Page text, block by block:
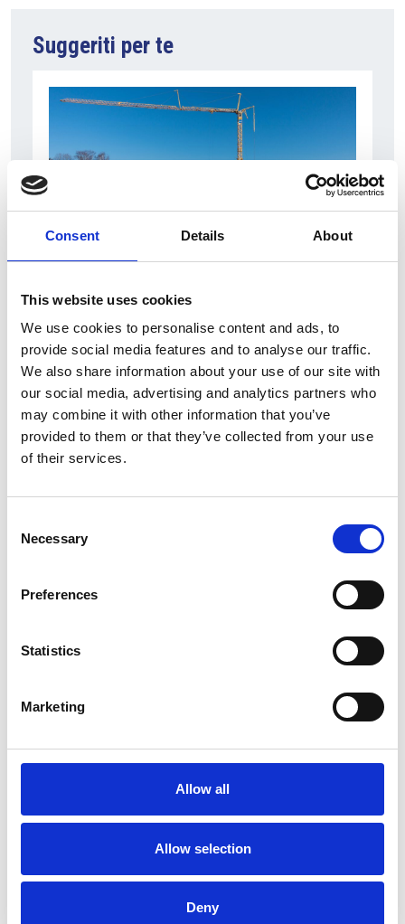
Consent Details About
This website uses cookies
We use cookies to personalise content and ads, to
provide social media features and to analyse our traffic.
We also share information about your use of our site with
our social media, advertising and analytics partners who
may combine it with other information that you’ve
provided to them or that they’ve collected from your use
of their services.
Selection
Necessary
Preferences
Statistics
Marketing
Allow all
Allow selection
Deny
Suggeriti per te
Nel primo semestre è aumentata fortemente la
costruzione di nuove abitazioni
Repubblica Ceca
La Škoda avvia la produzione del suo SUV Peaq